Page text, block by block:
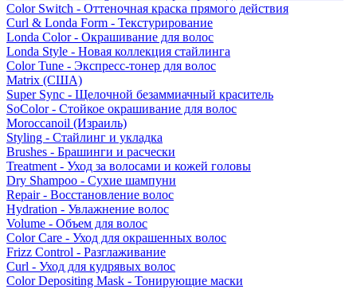
Color Switch - Оттеночная краска прямого действия
Curl & Londa Form - Текстурирование
Londa Color - Окрашивание для волос
Londa Style - Новая коллекция стайлинга
Color Tune - Экспресс-тонер для волос
Matrix (США)
Super Sync - Щелочной безаммиачный краситель
SoColor - Стойкое окрашивание для волос
Moroccanoil (Израиль)
Styling - Стайлинг и укладка
Brushes - Брашинги и расчески
Treatment - Уход за волосами и кожей головы
Dry Shampoo - Сухие шампуни
Repair - Восстановление волос
Hydration - Увлажнение волос
Volume - Объем для волос
Color Care - Уход для окрашенных волос
Frizz Control - Разглаживание
Curl - Уход для кудрявых волос
Color Depositing Mask - Тонирующие маски